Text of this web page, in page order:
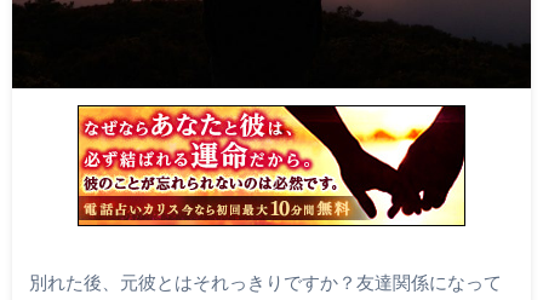
別れた後、元彼とはそれっきりですか？友達関係になって